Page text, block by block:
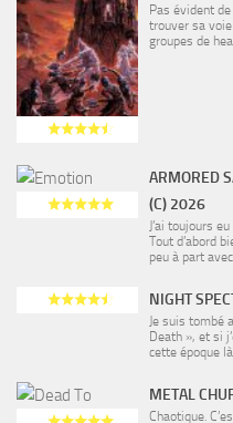
Pas évident
trouver sa
groupes de
ARMORED
(C) 2026
J’ai toujours
Tout d’abord
peu à part
NIGHT
Je suis tombé
Death », et si
cette époque
METAL
Chaotique.